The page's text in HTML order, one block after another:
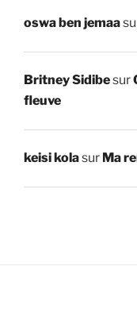
oswa ben jemaa
Britney Sidibesur
fleuve
keisi kolasur Ma